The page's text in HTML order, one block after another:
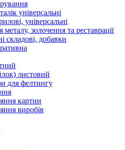
універсальні
універсальні
золочення та реставрації
складові, добавки
листовий
для фелтингу
картин
виробів